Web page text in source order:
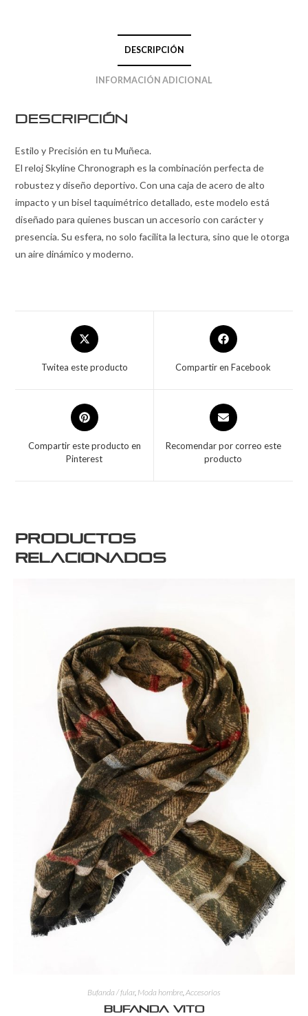
DESCRIPCIÓN
INFORMACIÓN ADICIONAL
Descripción
Estilo y Precisión en tu Muñeca.
El reloj Skyline Chronograph es la combinación perfecta de
robustez y diseño deportivo. Con una caja de acero de alto
impacto y un bisel taquimétrico detallado, este modelo está
diseñado para quienes buscan un accesorio con carácter y
presencia. Su esfera, no solo facilita la lectura, sino que le otorga
un aire dinámico y moderno.
Twitea este producto Compartir en Facebook
Compartir este producto en
Pinterest
Recomendar por correo este
producto
Productos
relacionados
Bufanda / fular, Moda hombre Accesorios
Bufanda Vito